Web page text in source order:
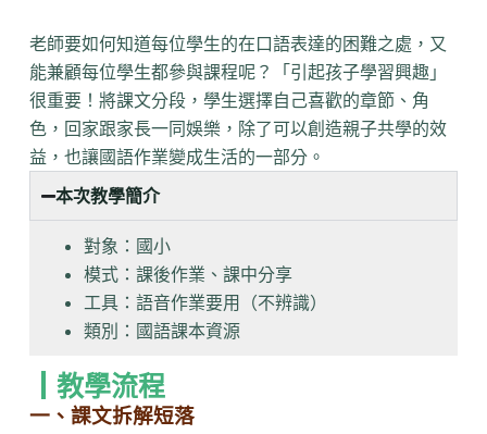
老師要如何知道每位學生的在口語表達的困難之處，又
能兼顧每位學生都參與課程呢？「引起孩子學習興趣」
很重要！將課文分段，學生選擇自己喜歡的章節、角
色，回家跟家長一同娛樂，除了可以創造親子共學的效
益，也讓國語作業變成生活的一部分。
本次教學簡介
對象：國小
模式：課後作業、課中分享
工具：語音作業要用（不辨識）
類別：國語課本資源
┃教學流程
一、課文拆解短落